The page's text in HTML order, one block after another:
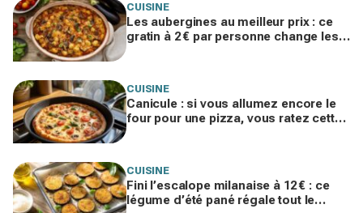
CUISINE
Les aubergines au meilleur prix : ce
gratin à 2 € par personne change les
CUISINE
Canicule : si vous allumez encore le
four pour une pizza, vous ratez cette
CUISINE
Fini l’escalope milanaise à 12 € : ce
légume d’été pané régale tout le